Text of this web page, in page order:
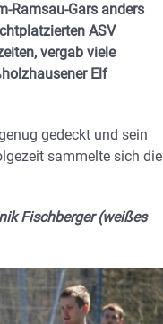
Ramsau-Gars anders
ASV
vergab viele
Elf
gedeckt und sein
sammelte sich die
Fischberger (weißes